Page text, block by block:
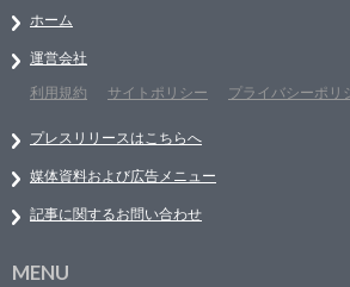
ホーム
運営会社
利用規約
サイトポリシー プライバシーポリ
プレスリリースはこちらへ
媒体資料および広告メニュー
記事に関するお問い合わせ
MENU